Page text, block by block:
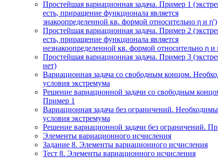
Простейшая вариационная задача. Пример 1
есть, приращение функционала является
знакоопределенной кв. формой относительно η и η')
Простейшая вариационная задача. Пример 2
есть, приращение функционала является
незнакоопределенной кв. формой относительно η и
Простейшая вариационная задача. Пример 3
нет)
Вариационная задача со свободным концом.
условия экстремума
Решение вариационной задачи со свободным
Пример 1
Вариационная задача без ограничений.
условия экстремума
Решение вариационной задачи без ограничений.
Элементы вариационного исчисления
Задание 8. Элементы вариационного исчисления
Тест 8. Элементы вариационного исчисления